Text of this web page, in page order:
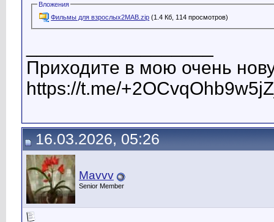
Вложения
Фильмы для взрослых2МАВ.zip (1.4 Кб, 114 просмотров)
Приходите в мою очень
https://t.me/
16.03.2026, 05:26
Mavvv
Senior Member